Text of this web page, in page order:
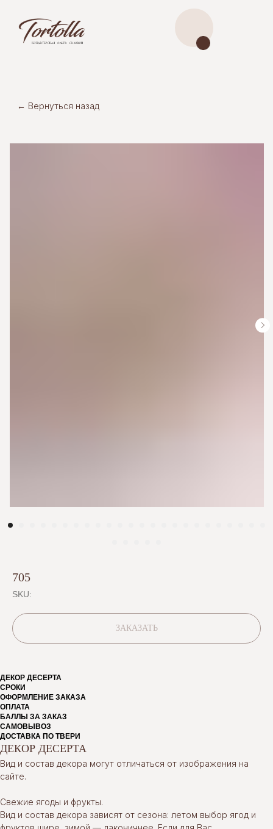
705
SKU:
ЗАКАЗАТЬ
ДЕКОР ДЕСЕРТА
СРОКИ
ОФОРМЛЕНИЕ ЗАКАЗА
ОПЛАТА
БАЛЛЫ ЗА ЗАКАЗ
САМОВЫВОЗ
ДОСТАВКА ПО ТВЕРИ
ДЕКОР ДЕСЕРТА
Вид и состав декора могут отличаться от изображения на
сайте.
Свежие ягоды и фрукты.
Вид и состав декора зависят от сезона: летом выбор ягод и